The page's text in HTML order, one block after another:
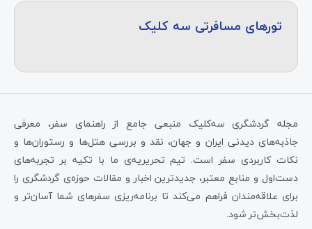
تورهای مسافرتی سه کلیک
مجله گردشگری سه‌کلیک منبعی جامع از راهنمای سفر، معرفی
جاذبه‌های دیدنی ایران و جهان، نقد و بررسی هتل‌ها و رستوران‌ها و
نکات کاربردی سفر است. تیم تحریریه‌ی ما با تکیه بر تجربه‌های
دست‌اول و منابع معتبر، جدیدترین اخبار و مقالات حوزه‌ی گردشگری را
برای علاقه‌مندان فراهم می‌کند تا برنامه‌ریزی سفرهای شما آسان‌تر و
لذت‌بخش‌تر شود.